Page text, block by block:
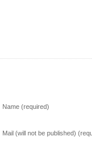
Name (required)
Mail (will not be published)